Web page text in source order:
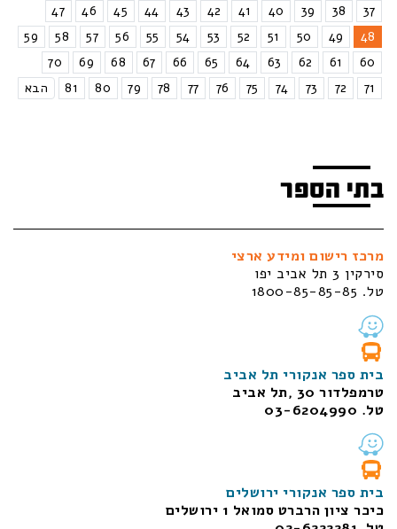
37
38
39
40
41
42
43
44
45
46
47
48
49
50
51
52
53
54
55
56
57
58
59
60
61
62
63
64
65
66
67
68
69
70
71
72
73
74
75
76
77
78
79
80
81 הבא
בתי הספר
מרכז רישום ומידע ארצי
סירקין 3 תל אביב יפו
טל. 1800-85-85-85
בית ספר אנקורי תל אביב
טרמפלדור 30 ,תל אביב
טל. 03-6204990
בית ספר אנקורי ירושלים
כיכר ציון הרברט סמואל 1
ירושלים